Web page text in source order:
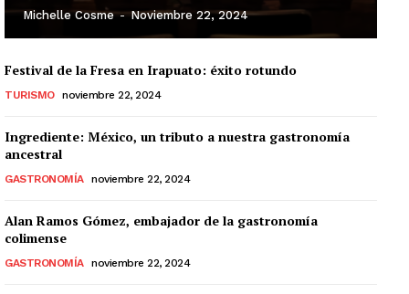
Michelle Cosme - Noviembre 22, 2024
Festival de la Fresa en Irapuato: éxito rotundo
TURISMO noviembre 22, 2024
Ingrediente: México, un tributo a nuestra gastronomía
ancestral
GASTRONOMÍA noviembre 22, 2024
Alan Ramos Gómez, embajador de la gastronomía
colimense
GASTRONOMÍA noviembre 22, 2024